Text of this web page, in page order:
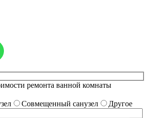
ремонта ванной комнаты
Совмещенный санузел
Другое